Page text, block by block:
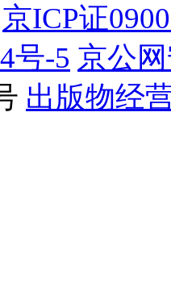
京ICP证
号-5 京公
出版物经